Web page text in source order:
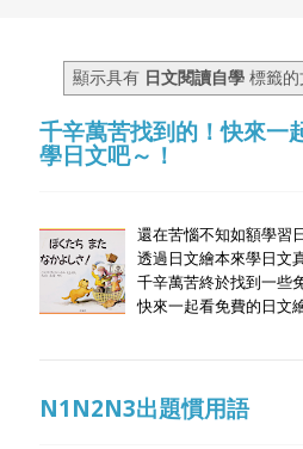
顯示具有 日文閱讀自學 標籤的
千辛萬苦找到的！快來一
學日文吧～！
還在苦惱不知如額學習
透過日文繪本來學日文
千辛萬苦終於找到一些
快來一起看免費的日文
N1N2N3出題慣用語